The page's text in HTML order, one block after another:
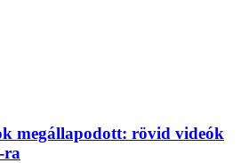
megállapodott: rövid videók
ra